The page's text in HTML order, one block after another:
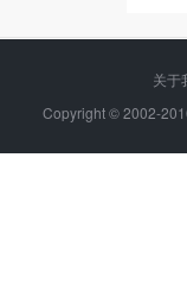
关于
Copyright © 2002-